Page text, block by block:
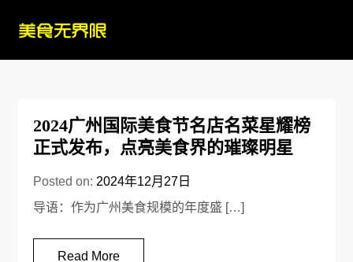
2024广州国际美食节名店名菜星耀榜
正式发布，点亮美食界的璀璨明星
Posted on: 2024年12月27日
导语：作为广州美食规模的年度盛 […]
Read More